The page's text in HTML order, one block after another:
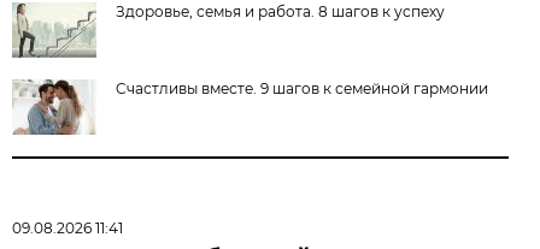
Здоровье, семья и работа. 8 шагов к успеху
Cчастливы вместе. 9 шагов к семейной гармонии
09.08.2026 11:41